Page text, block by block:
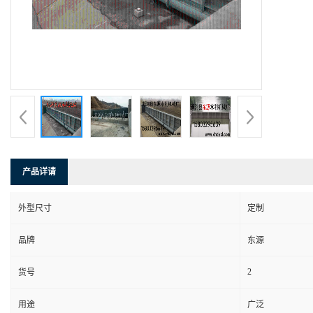
产品详请
外型尺寸 定制
品牌 东源
货号 2
用途 广泛